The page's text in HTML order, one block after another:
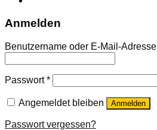
Anmelden
Benutzername oder E-Mail-Adresse
Passwort*
Angemeldet bleiben Anmelden
Passwort vergessen?